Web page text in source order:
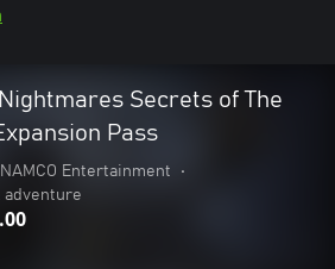
Secrets of The
Pass
Entertainment
•
adventure